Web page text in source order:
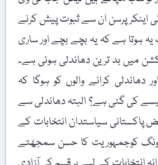
اینکر پرسن ان سے ثبوت پیش کرنے
ہوتا ہے کہ یہ بچے بچے اور ساری
میں بد ترین دھاندلی ہوئی ہے۔
دھاندلی کرانے والوں کو ہوگا کہ
کی گئی ہے؟ البتہ دھاندلی سے
سیاستدان انتخابات کے
کوجمہوریت کا حسن سمجھتے